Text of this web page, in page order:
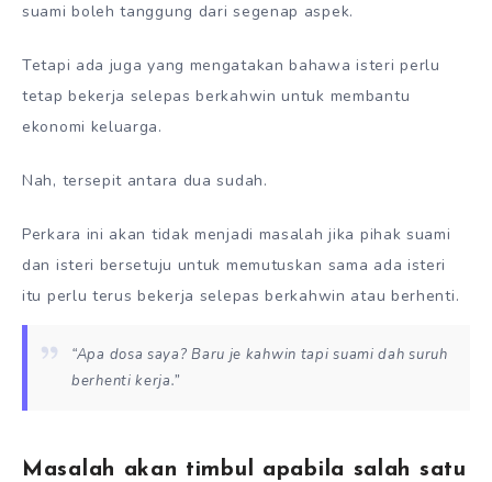
suami boleh tanggung dari segenap aspek.
Tetapi ada juga yang mengatakan bahawa isteri perlu
tetap bekerja selepas berkahwin untuk membantu
ekonomi keluarga.
Nah, tersepit antara dua sudah.
Perkara ini akan tidak menjadi masalah jika pihak suami
dan isteri bersetuju untuk memutuskan sama ada isteri
itu perlu terus bekerja selepas berkahwin atau berhenti.
“Apa dosa saya? Baru je kahwin tapi suami dah suruh
berhenti kerja.”
Masalah akan timbul apabila salah satu